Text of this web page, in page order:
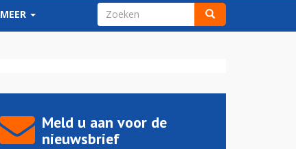
MEER ZOEKVELD
Meld u aan voor de
nieuwsbrief